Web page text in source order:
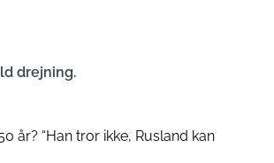
drejning.
år? “Han tror ikke, Rusland kan